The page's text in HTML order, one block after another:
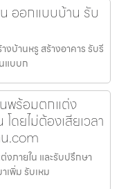
ออกแบบบ้าน รับ
งบ้านหรู สร้างอาคาร รับรี
แบบก
พร้อมตกแต่ง
ดยไม่ต้องเสียเวลา
น.com
งภายใน และรับปรึกษา
เพิ่ม รับเหม